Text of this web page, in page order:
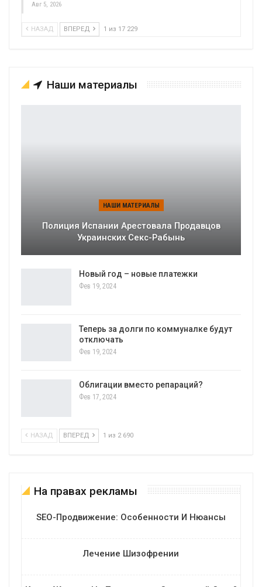
Авг 5, 2026
НАЗАД ВПЕРЕД 1 из 17 229
Наши материалы
НАШИ МАТЕРИАЛЫ
Полиция Испании Арестовала Продавцов
Украинских Секс-Рабынь
Новый год – новые платежки
Фев 19, 2024
Теперь за долги по коммуналке будут
отключать
Фев 19, 2024
Облигации вместо репараций?
Фев 17, 2024
НАЗАД ВПЕРЕД 1 из 2 690
На правах рекламы
SEO-Продвижение: Особенности И Нюансы
Лечение Шизофрении